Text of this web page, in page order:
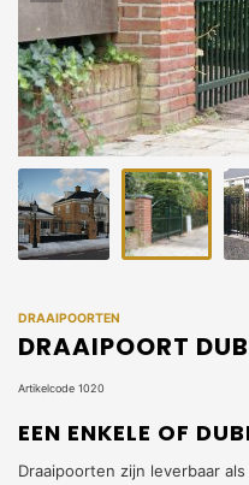
DRAAIPOORTEN
DRAAIPOORT
Artikelcode 1020
EEN ENKELE OF
Draaipoorten zijn leverbaar